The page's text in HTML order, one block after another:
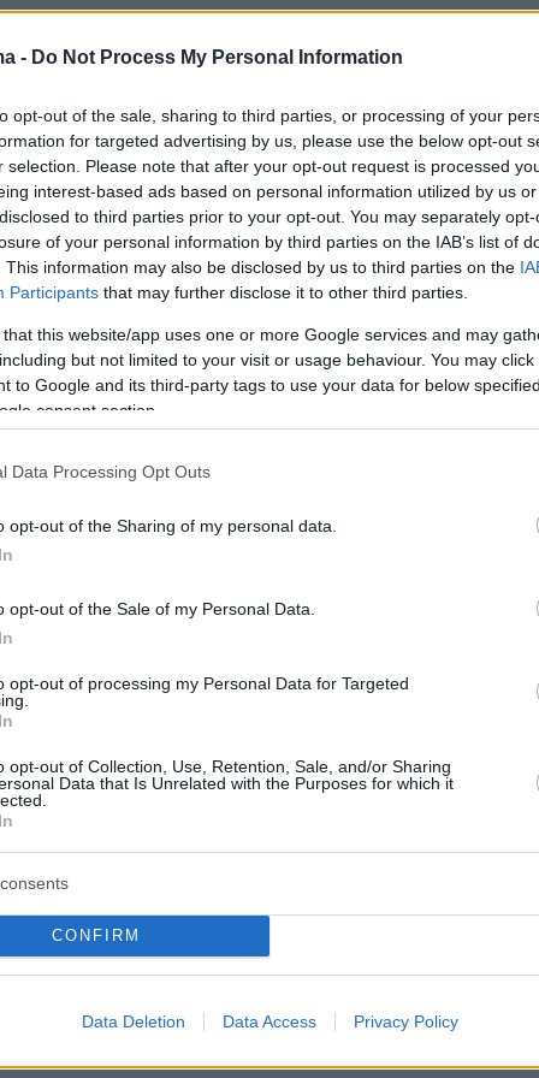
- Do Not Process My Personal Information
opt-out of the sale, sharing to third parties, or processing of your
for targeted advertising by us, please use the below opt-out
selection. Please note that after your opt-out request is processed
interest-based ads based on personal information utilized by us
to third parties prior to your opt-out. You may separately
of your personal information by third parties on the IAB’s list of
This information may also be disclosed by us to third parties on the
Participants that may further disclose it to other third parties.
that this website/app uses one or more Google services and may
but not limited to your visit or usage behaviour. You may
to Google and its third-party tags to use your data for below
consent section.
Data Processing Opt Outs
opt-out of the Sharing of my personal data.
opt-out of the Sale of my Personal Data.
opt-out of processing my Personal Data for Targeted
opt-out of Collection, Use, Retention, Sale, and/or Sharing
Data that Is Unrelated with the Purposes for which it
CONFIRM
Data Deletion Data Access Privacy Policy
Bloomberg για το δολάριο παρουσίασε μικρή
μήνα στις συναλλαγές στις ΗΠΑ. Τα κρατικά
τα κέρδη της Τρίτης, τα οποία
κινδύνους και τις χλιαρές εκθέσεις
πωλήσεις, τη στέγαση και τη βιομηχανική
ενίσχυσαν τα στοιχήματα για μείωση
της Fed.
στοnewmoney.gr
ενδεχόμενο να εμπλακούν - «Η μάχη
καταγγελία στο «100» εντοπίστηκε το
η κυβέρνηση το μανιφέστο Σαμαρά - Η
η συντήρηση της κουβέντας για νέο κόμμα
protothema.gr στο Google Newsκαι μάθετε πρώτοι όλες
Ειδήσεις
ΠΡΟΣΘΗΚΗ ΣΧΟΛΙΟΥ